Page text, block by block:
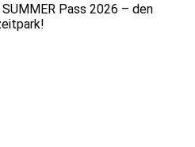
Pass 2026 – den